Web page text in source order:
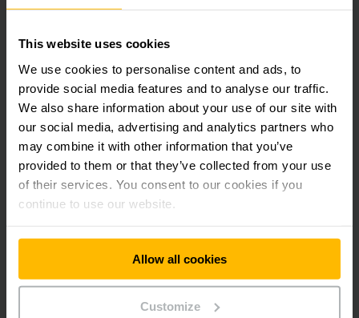
This website uses cookies
We use cookies to personalise content and ads, to
provide social media features and to analyse our traffic.
We also share information about your use of our site with
our social media, advertising and analytics partners who
may combine it with other information that you’ve
provided to them or that they’ve collected from your use
of their services. You consent to our cookies if you
continue to use our website.
Allow all cookies
Customize
los operarios al eliminar la necesidad de levantar o bajar
Rampas niveladoras: